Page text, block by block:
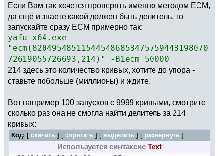
B1=50000 sigma=2961887835 thread=0)
01/04/26 09:41:53, prp25 =
9054322205635625129311769 (curve 183 stg2
B1=50000 sigma=332919070 thread=3)
01/04/26 09:42:00, prp25 =
9054322205635625129311769 (curve 67 stg2
B1=50000 sigma=2939750673 thread=1)
01/04/26 09:42:06, prp25 =
9061920555519325508797997 (curve 91 stg2
01/04/26 09:42:50, prp25 =
9061920555519325508797997 (curve 78 stg2
B1=50000 sigma=772172095 thread=0)
01/04/26 09:43:03, prp25 =
9054322205635625129311769 (curve 36 stg2
B1=250000 sigma=3395558366 thread=0)
Если Вам так хочется проверять именно методом ECM,
да ещё и знаете какой должен быть делитель, то
запускайте сразу ECM примерно так:
yafu-x64.exe
"ecm(820495485115445486858475759448198070
72619055726693,214)" -B1ecm 50000
214 здесь это количество кривых, хотите до упора -
ставьте побольше (миллионы) и ждите.
Вот например 100 запусков с 9999 кривыми, смотрите
сколько раз она не смогла найти делитель за 214
кривых:
Код: [скачать ] [спрятать ] [ выделить ] [ развернуть ]
Используется синтаксис Text